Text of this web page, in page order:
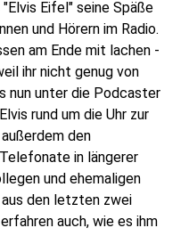
Eifel" seine Späße
und Hörern im Radio.
am Ende mit lachen -
ihr nicht genug von
nun unter die Podcaster
rund um die Uhr zur
den
in längerer
und ehemaligen
den letzten zwei
auch, wie es ihm